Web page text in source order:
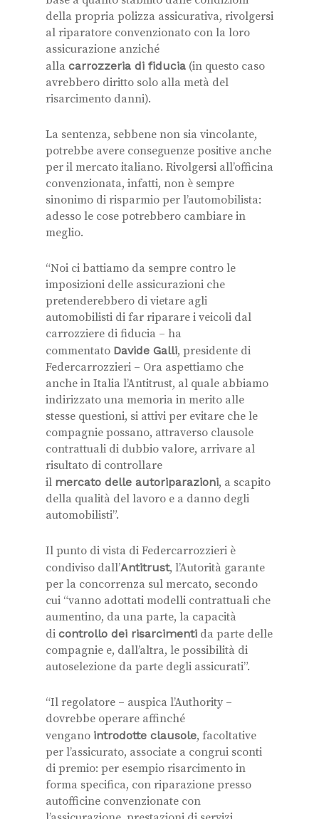
della propria polizza assicurativa, rivolgersi
al riparatore convenzionato con la loro
assicurazione anziché
alla carrozzeria di fiducia (in questo caso
avrebbero diritto solo alla metà del
risarcimento danni).
La sentenza, sebbene non sia vincolante,
potrebbe avere conseguenze positive anche
per il mercato italiano. Rivolgersi all’officina
convenzionata, infatti, non è sempre
sinonimo di risparmio per l’automobilista:
adesso le cose potrebbero cambiare in
meglio.
“Noi ci battiamo da sempre contro le
imposizioni delle assicurazioni che
pretenderebbero di vietare agli
automobilisti di far riparare i veicoli dal
carrozziere di fiducia – ha
commentato Davide Galli, presidente di
Federcarrozzieri – Ora aspettiamo che
anche in Italia l’Antitrust, al quale abbiamo
indirizzato una memoria in merito alle
stesse questioni, si attivi per evitare che le
compagnie possano, attraverso clausole
contrattuali di dubbio valore, arrivare al
risultato di controllare
il mercato delle autoriparazioni, a scapito
della qualità del lavoro e a danno degli
automobilisti”.
Il punto di vista di Federcarrozzieri è
condiviso dall’Antitrust, l’Autorità garante
per la concorrenza sul mercato, secondo
cui “vanno adottati modelli contrattuali che
aumentino, da una parte, la capacità
di controllo dei risarcimenti da parte delle
compagnie e, dall’altra, le possibilità di
autoselezione da parte degli assicurati”.
“Il regolatore – auspica l’Authority –
dovrebbe operare affinché
vengano introdotte clausole, facoltative
per l’assicurato, associate a congrui sconti
di premio: per esempio risarcimento in
forma specifica, con riparazione presso
autofficine convenzionate con